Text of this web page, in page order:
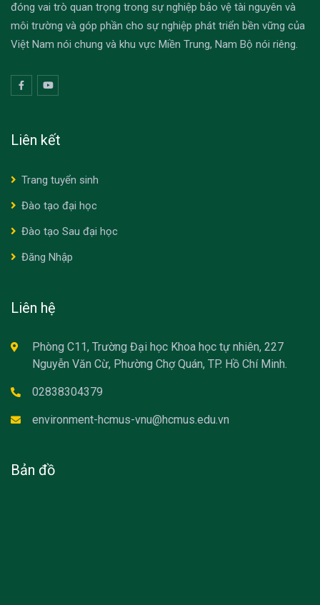
đóng vai trò quan trọng trong sự nghiệp bảo vệ tài nguyên và
môi trường và góp phần cho sự nghiệp phát triển bền vững của
Việt Nam nói chung và khu vực Miền Trung, Nam Bộ nói riêng.
Liên kết
Trang tuyển sinh
Đào tạo đại học
Đào tạo Sau đại học
Đăng Nhập
Liên hệ
Phòng C11, Trường Đại học Khoa học tự nhiên, 227
Nguyễn Văn Cừ, Phường Chợ Quán, TP. Hồ Chí Minh.
02838304379
environment-hcmus-vnu@hcmus.edu.vn
Bản đồ